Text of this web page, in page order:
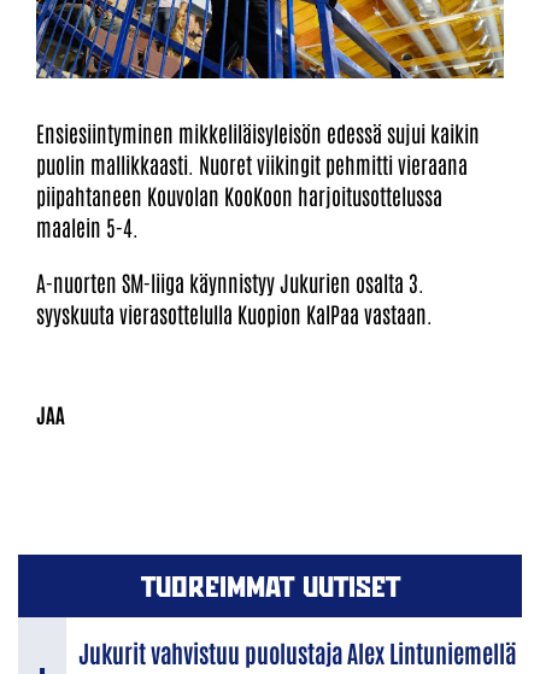
Ensiesiintyminen mikkeliläisyleisön edessä sujui kaikin
puolin mallikkaasti. Nuoret viikingit pehmitti vieraana
piipahtaneen Kouvolan KooKoon harjoitusottelussa
maalein 5-4.
A-nuorten SM-liiga käynnistyy Jukurien osalta 3.
syyskuuta vierasottelulla Kuopion KalPaa vastaan.
TUOREIMMAT UUTISET
Jukurit vahvistuu puolustaja Alex Lintuniemellä